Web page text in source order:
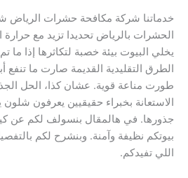
خدماتنا شركة مكافحة حشرات
الحشرات بالرياض تحديدا تزيد مع
يخلي البيوت بيئة خصبة لتكاثرها إذا ما
الطرق التقليدية القديمة صارت ما تنفع
طورت مناعة قوية. عشان كذا، الحل
الاستعانة بخبراء حقيقيين يعرفون
جذورها. في هالمقال بنسولف لكم عن
بيوتكم نظيفة وآمنة. وبنشرح لكم
اللي تفيدكم.